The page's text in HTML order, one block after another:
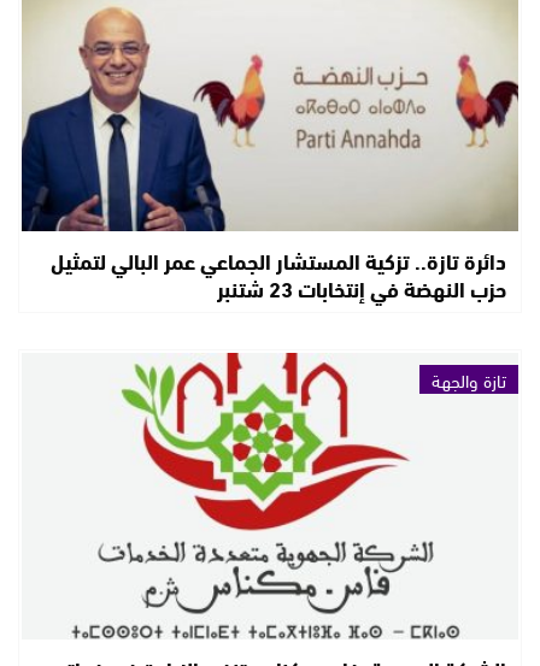
دائرة تازة.. تزكية المستشار الجماعي عمر البالي لتمثيل
حزب النهضة في إنتخابات 23 شتنبر
تازة والجهة